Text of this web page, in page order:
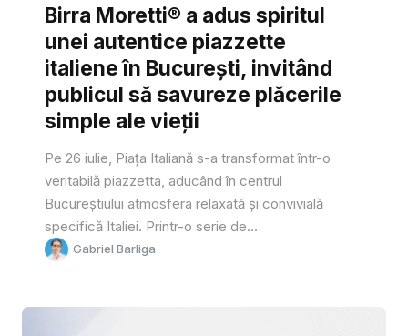
Birra Moretti® a adus spiritul
unei autentice piazzette
italiene în București, invitând
publicul să savureze plăcerile
simple ale vieții
Pe 26 iulie, Piața Italiană s-a transformat într-o
veritabilă piazzetta, aducând în centrul
Bucureștiului atmosfera relaxată și convivială
specifică Italiei. Printr-o serie de...
Gabriel Barliga